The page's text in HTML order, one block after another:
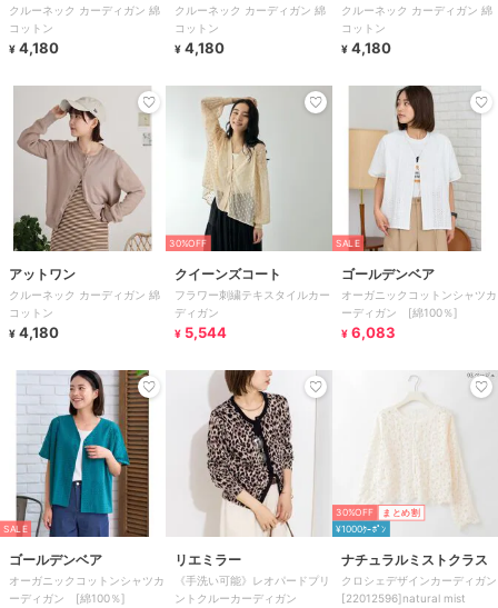
クルーネック カーディガン 綿
コットン
¥ 4,180
クルーネック カーディガン 綿
コットン
¥ 4,180
クルーネック カーディガン 綿
コットン
¥ 4,180
アットワン
クルーネック カーディガン 綿
コットン
¥ 4,180
30%OFF
クイーンズコート
フラワー刺繍テキスタイルカー
ディガン
¥ 5,544
SALE
ゴールデンベア
オーガニックコットンシャツカ
ーディガン [綿100％]
¥ 6,083
SALE
ゴールデンベア
オーガニックコットンシャツカ
ーディガン [綿100％]
リエミラー
《手洗い可能》レオパードプリ
ントクルーカーディガン
30%OFF
まとめ割
¥1000ｸｰﾎﾟﾝ
ナチュラルミストクラス
クロシェデザインカーディガン
[22012596]natural mist